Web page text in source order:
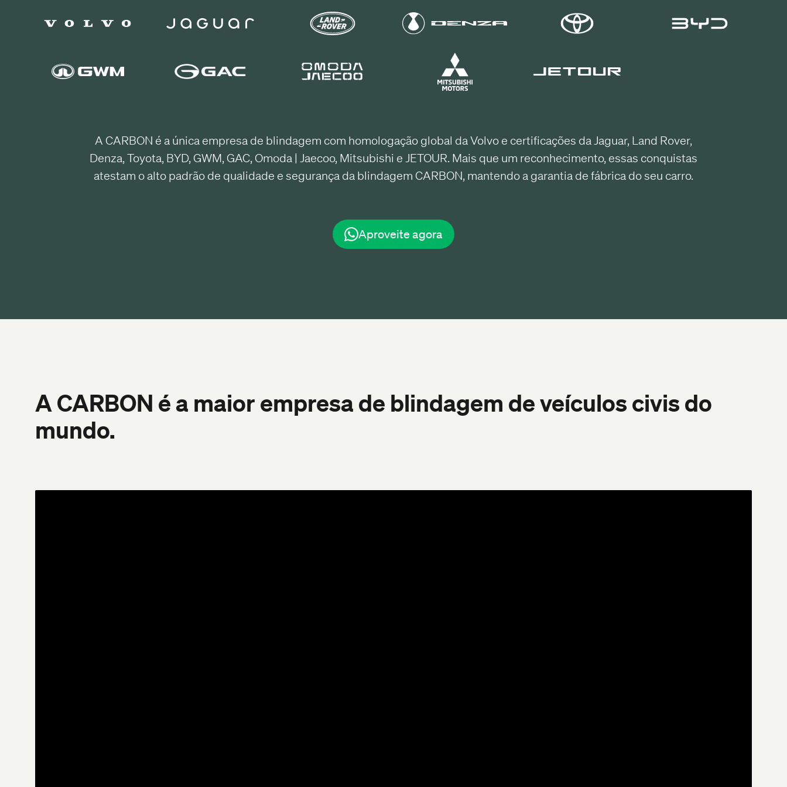
A CARBON é a única empresa de blindagem com homologação global da Volvo e certificações da Jaguar, Land Rover,
Denza, Toyota, BYD, GWM, GAC, Omoda | Jaecoo, Mitsubishi e JETOUR. Mais que um reconhecimento, essas conquistas
atestam o alto padrão de qualidade e segurança da blindagem CARBON, mantendo a garantia de fábrica do seu carro.
Aproveite agora
A CARBON é a maior empresa de blindagem de veículos civis do
mundo.